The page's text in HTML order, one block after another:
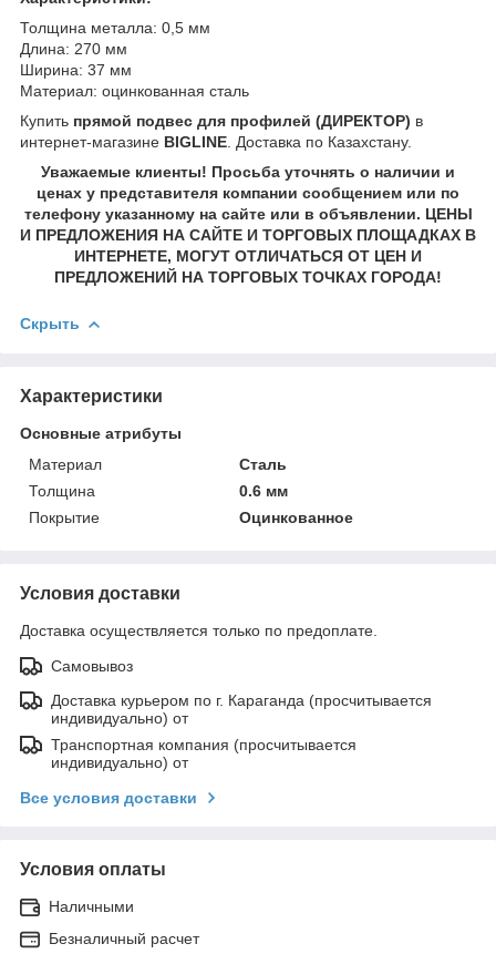
Толщина металла: 0,5 мм
Длина: 270 мм
Ширина: 37 мм
Материал: оцинкованная сталь
Купить прямой подвес для профилей (ДИРЕКТОР) в
интернет-магазине BIGLINE . Доставка по Казахстану.
Уважаемые клиенты! Просьба уточнять о наличии и
ценах у представителя компании сообщением или по
телефону указанному на сайте или в объявлении. ЦЕНЫ
И ПРЕДЛОЖЕНИЯ НА САЙТЕ И ТОРГОВЫХ ПЛОЩАДКАХ В
ИНТЕРНЕТЕ, МОГУТ ОТЛИЧАТЬСЯ ОТ ЦЕН И
ПРЕДЛОЖЕНИЙ НА ТОРГОВЫХ ТОЧКАХ ГОРОДА!
Скрыть
Характеристики
Основные атрибуты
Материал
Сталь
Толщина
0.6 мм
Покрытие
Оцинкованное
Условия доставки
Доставка осуществляется только по предоплате.
Самовывоз
Доставка курьером по г. Караганда (просчитывается
индивидуально) от
Транспортная компания (просчитывается
индивидуально) от
Все условия доставки
Условия оплаты
Наличными
Безналичный расчет